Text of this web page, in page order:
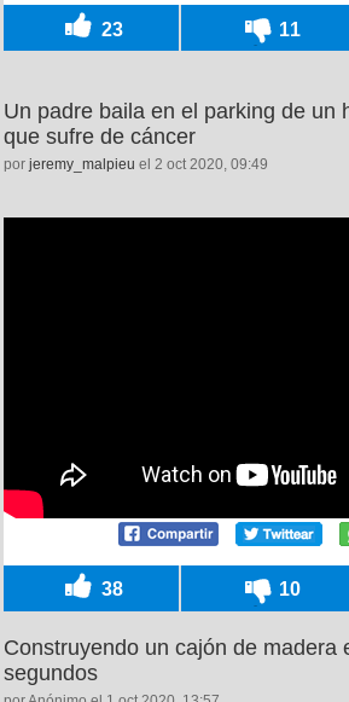
23 11
Un padre baila en el parking de un
que sufre de cáncer
por jeremy_malpieu el 2 oct 2020, 09:49
38 10
Construyendo un cajón de madera
segundos